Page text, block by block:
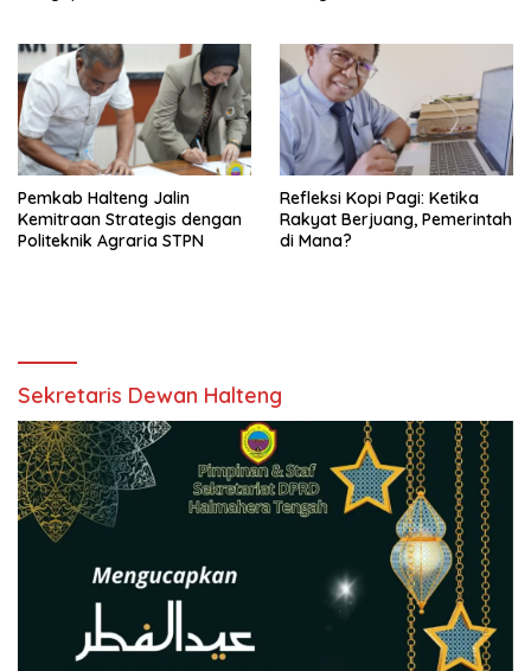
Pemkab Halteng Jalin
Kemitraan Strategis dengan
Politeknik Agraria STPN
Refleksi Kopi Pagi: Ketika
Rakyat Berjuang, Pemerintah
di Mana?
Sekretaris Dewan Halteng